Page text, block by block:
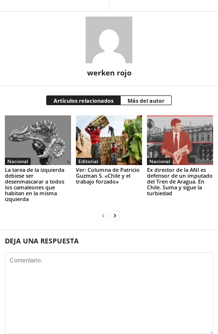
werken rojo
Artículos relacionados Más del autor
Nacional
La tarea de la izquierda
debiese ser
desenmascarar a todos
los camaleones que
habitan en la misma
izquierda
Editorial
Ver: Columna de Patricio
Guzman S. «Chile y el
trabajo forzado»
Nacional
Ex director de la ANI es
defensor de un imputado
del Tren de Aragua. En
Chile. Suma y sigue la
turbiedad
DEJA UNA RESPUESTA